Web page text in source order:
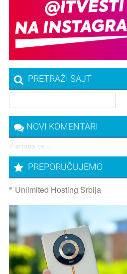
PRETRAŽI SAJT
NOVI KOMENTARI
Учитава се...
PREPORUČUJEMO
Unlimited Hosting Srbija